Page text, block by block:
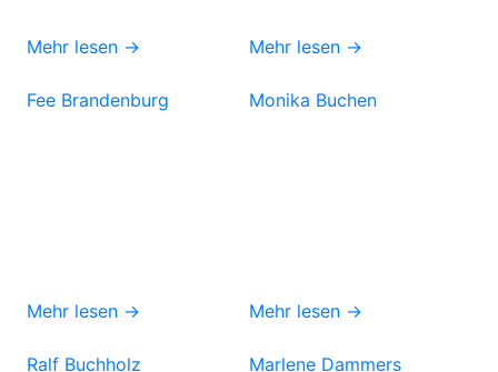
Mehr lesen → Mehr lesen →
Fee Brandenburg
Mehr lesen →
Monika Buchen
Mehr lesen →
Ralf Buchholz Marlene Dammers